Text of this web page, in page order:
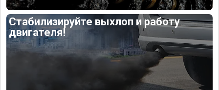
Стабилизируйте выхлоп и работу
двигателя!